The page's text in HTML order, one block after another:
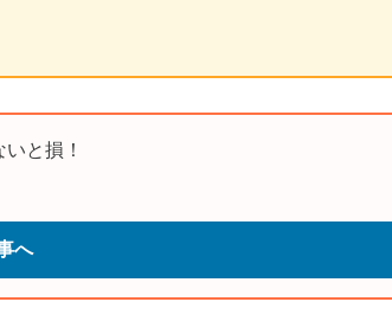
と損！
へ